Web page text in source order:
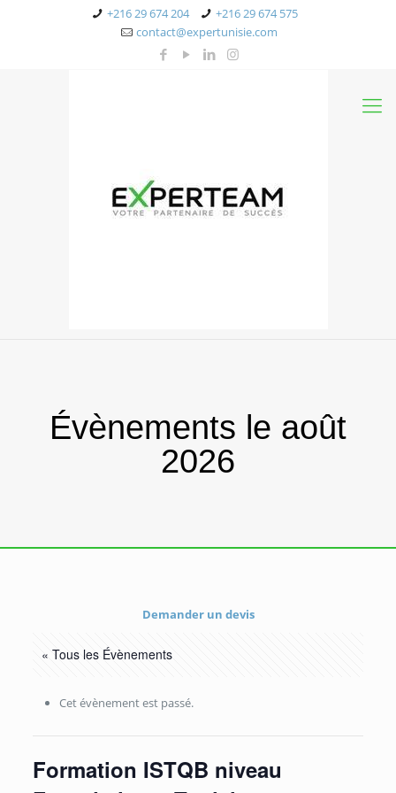
+216 29 674 204
+216 29 674 575
contact@expertunisie.com
Évènements le août
2026
Demander un devis
« Tous les Évènements
Cet évènement est passé.
Formation ISTQB niveau